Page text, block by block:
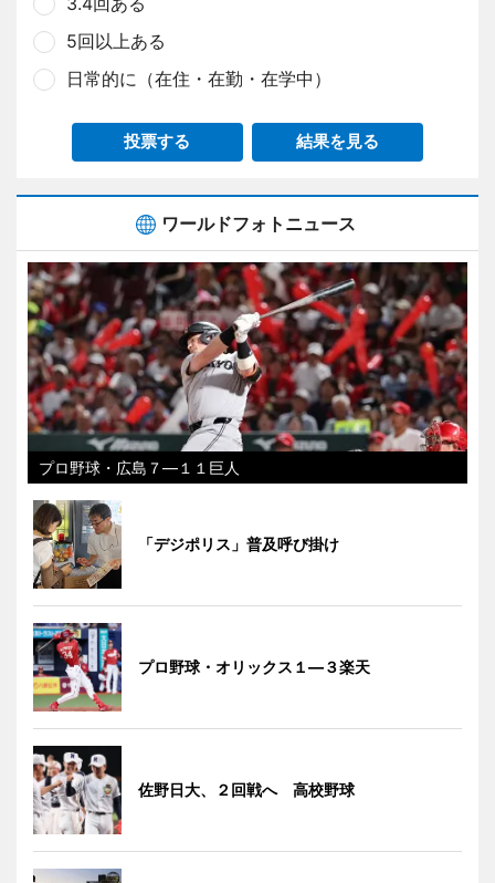
5回以上ある
日常的に（在住・在勤・在学中）
投票する 結果を見る
ワールドフォトニュース
プロ野球・広島７―１１巨人
「デジポリス」普及呼び掛け
プロ野球・オリックス１―３楽天
佐野日大、２回戦へ 高校野球